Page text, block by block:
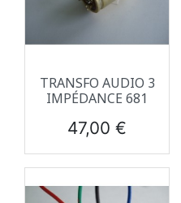
TRANSFO AUDIO 3
IMPÉDANCE 681
Prix
47,00 €